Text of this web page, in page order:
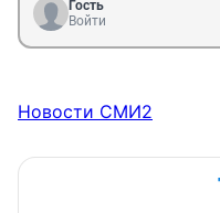
Гость
Войти
Новости СМИ2